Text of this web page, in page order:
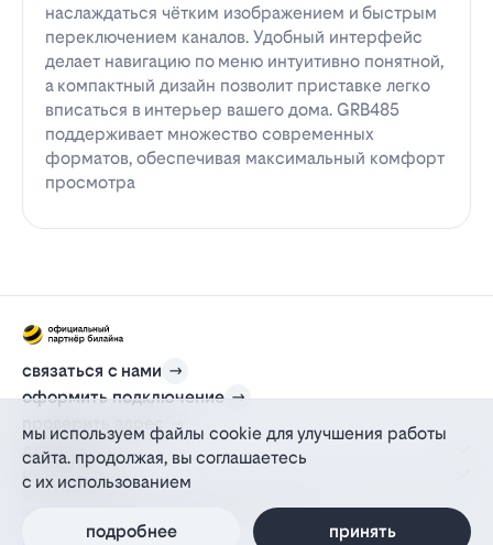
наслаждаться чётким изображением и быстрым
переключением каналов. Удобный интерфейс
делает навигацию по меню интуитивно понятной,
а компактный дизайн позволит приставке легко
вписаться в интерьер вашего дома. GRB485
поддерживает множество современных
форматов, обеспечивая максимальный комфорт
просмотра
связаться с нами
оформить подключение
проверить адрес
для дома
информация
действующий на основании агентского договора
политика персональных данных
мы используем файлы cookie для улучшения работы
сайта. продолжая, вы соглашаетесь
с их использованием
подробнее принять